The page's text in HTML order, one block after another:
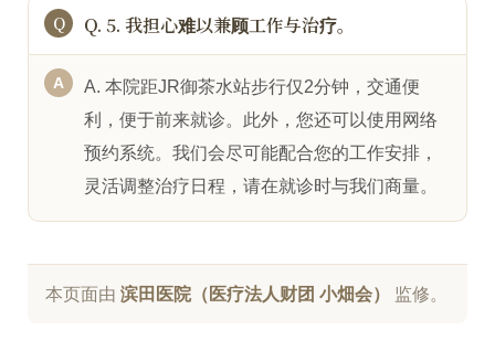
Q. 5. 我担心难以兼顾工作与治疗。
A. 本院距JR御茶水站步行仅2分钟，交通便
利，便于前来就诊。此外，您还可以使用网络
预约系统。我们会尽可能配合您的工作安排，
灵活调整治疗日程，请在就诊时与我们商量。
本页面由 滨田医院（医疗法人财团 小畑会） 监修。